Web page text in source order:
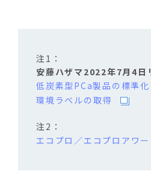
安藤ハザマ2022年7月4日
低炭素型PCa製品の標準
環境ラベルの取得
エコプロ／エコプロアワー